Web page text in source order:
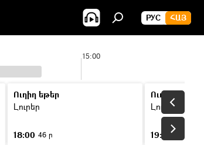
РУС ՀԱՅ
15:00
Ուղիղ եթեր
Լուրեր
18:00 46 ր
Ուղիղ եթեր
Լուրեր
19:00